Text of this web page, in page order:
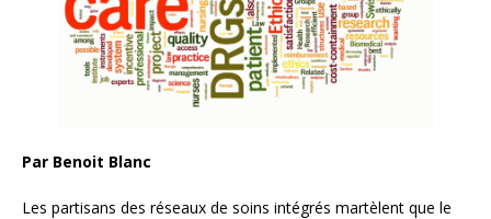
Par Benoit Blanc
Les partisans des réseaux de soins intégrés martèlent que le